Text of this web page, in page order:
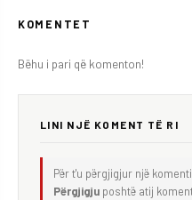
KOMENTET
Bëhu i pari që komenton!
LINI NJË KOMENT TË RI
Për t'u përgjigjur një
Përgjigju poshtë atij